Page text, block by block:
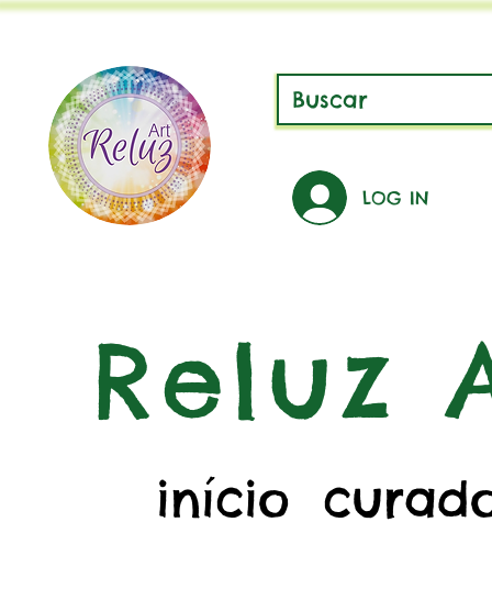
LOG IN
Reluz
início